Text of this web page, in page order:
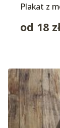
Plakat z
od 18